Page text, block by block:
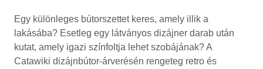
Egy különleges bútorszettet keres, amely illik a
lakásába? Esetleg egy látványos dizájner darab után
kutat, amely igazi színfoltja lehet szobájának? A
Catawiki dizájnbútor-árverésén rengeteg retro és